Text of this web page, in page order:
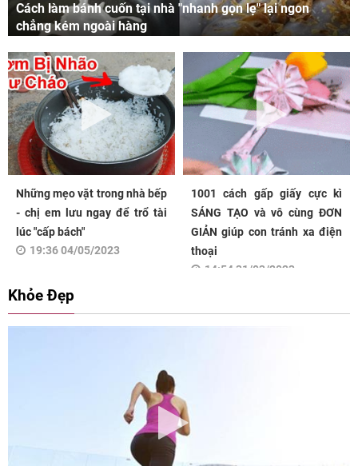
Cách làm bánh cuốn tại nhà "nhanh gọn lẹ" lại ngon
chẳng kém ngoài hàng
Những mẹo vặt trong nhà bếp
- chị em lưu ngay để trổ tài
lúc "cấp bách"
19:36 04/05/2023
1001 cách gấp giấy cực kì
SÁNG TẠO và vô cùng ĐƠN
GIẢN giúp con tránh xa điện
thoại
14:54 31/03/2023
Khỏe Đẹp